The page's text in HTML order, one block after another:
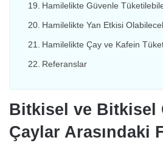
Hamilelikte Güvenle
Hamilelikte Yan Etkisi
Hamilelikte Çay ve Kafein
Referanslar
Bitkisel ve Bitkisel
Çaylar Arasındaki